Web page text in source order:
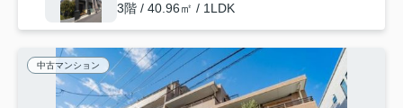
3階 / 40.96㎡ / 1LDK
中古マンション